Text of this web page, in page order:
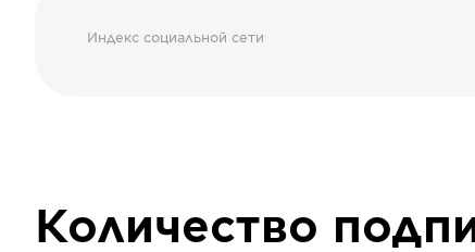
Индекс социальной сети
Количество